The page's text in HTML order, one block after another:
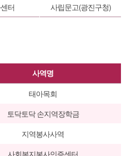
터 사립문고(광진구청)
사역명
태아목회
토닥토닥 손지역장학금
지역봉사사역
사회복지봉사인증센터